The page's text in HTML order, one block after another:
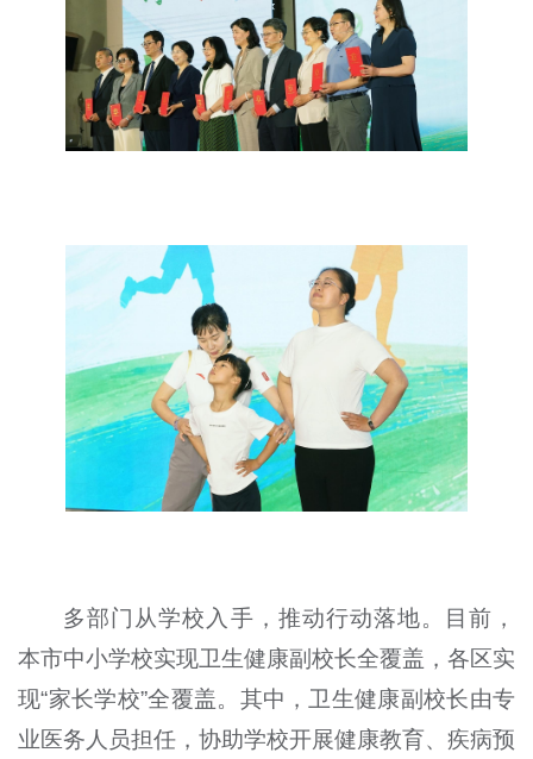
多部门从学校入手，推动行动落地。目前，
本市中小学校实现卫生健康副校长全覆盖，各区实
现“家长学校”全覆盖。其中，卫生健康副校长由专
业医务人员担任，协助学校开展健康教育、疾病预